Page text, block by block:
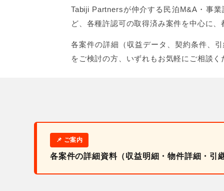
Tabiji Partnersが仲介する民泊M&A・事
ど、各種許認可の取得済み案件を中心に
各案件の詳細（収益データ、契約条件、
をご検討の方、いずれもお気軽にご相談く
各案件の詳細資料（収益明細・物件詳細・引